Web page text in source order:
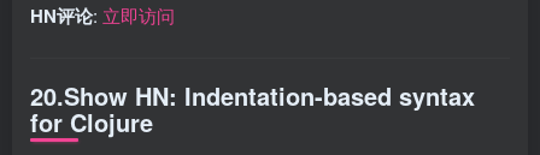
HN评论: 立即访问
20.Show HN: Indentation-based syntax
for Clojure